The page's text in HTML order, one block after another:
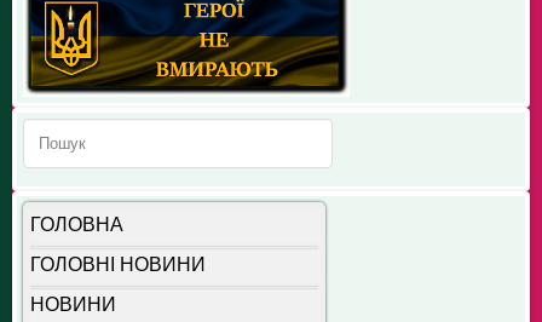
ГОЛОВНА
ГОЛОВНІ НОВИНИ
НОВИНИ